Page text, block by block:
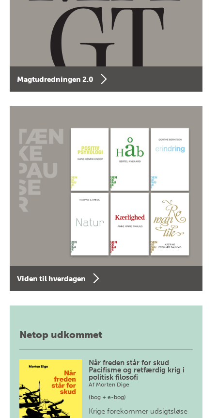
Magtudredningen 2.0
Viden til hverdagen
Netop udkommet
Når freden står for skud
Pacifisme og retfærdig krig i
politisk filosofi
Af Morten Dige
(bog + e-bog)
Krige forekommer udsigtsløse